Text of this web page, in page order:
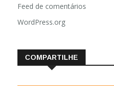
Feed de comentários
WordPress.org
COMPARTILHE